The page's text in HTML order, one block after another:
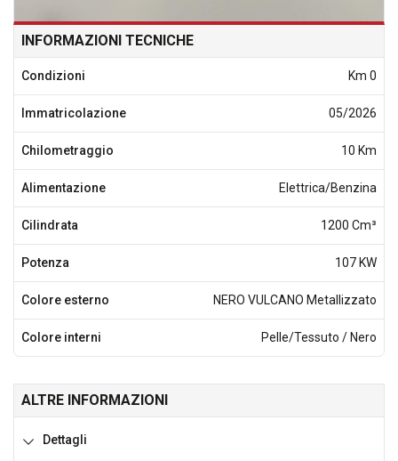
INFORMAZIONI TECNICHE
Condizioni Km 0
Immatricolazione 05/2026
Chilometraggio 10 Km
Alimentazione Elettrica/Benzina
Cilindrata 1200 Cm³
Potenza 107 KW
Colore esterno NERO VULCANO Metallizzato
Colore interni Pelle/Tessuto / Nero
ALTRE INFORMAZIONI
Dettagli